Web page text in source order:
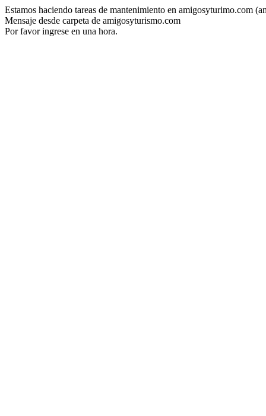
Estamos haciendo tareas de mantenimiento en amigosyturimo.com
Mensaje desde carpeta de amigosyturismo.com
Por favor ingrese en una hora.